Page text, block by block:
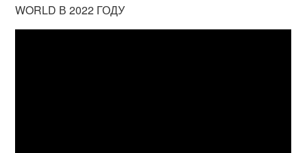
WORLD В 2022 ГОДУ